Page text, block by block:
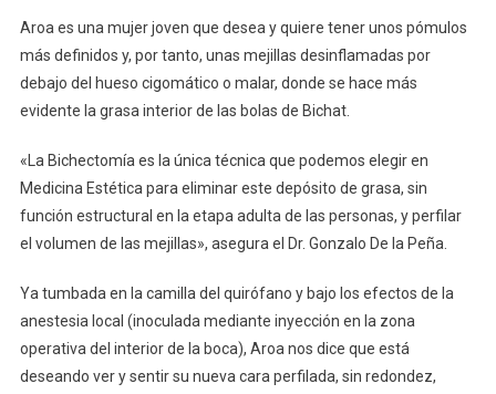
Aroa es una mujer joven que desea y quiere tener unos pómulos
más definidos y, por tanto, unas mejillas desinflamadas por
debajo del hueso cigomático o malar, donde se hace más
evidente la grasa interior de las bolas de Bichat.
«La Bichectomía es la única técnica que podemos elegir en
Medicina Estética para eliminar este depósito de grasa, sin
función estructural en la etapa adulta de las personas, y perfilar
el volumen de las mejillas», asegura el Dr. Gonzalo De la Peña.
Ya tumbada en la camilla del quirófano y bajo los efectos de la
anestesia local (inoculada mediante inyección en la zona
operativa del interior de la boca), Aroa nos dice que está
deseando ver y sentir su nueva cara perfilada, sin redondez,